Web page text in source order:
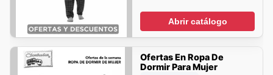
Abrir catálogo
Ofertas En Ropa De
Dormir Para Mujer